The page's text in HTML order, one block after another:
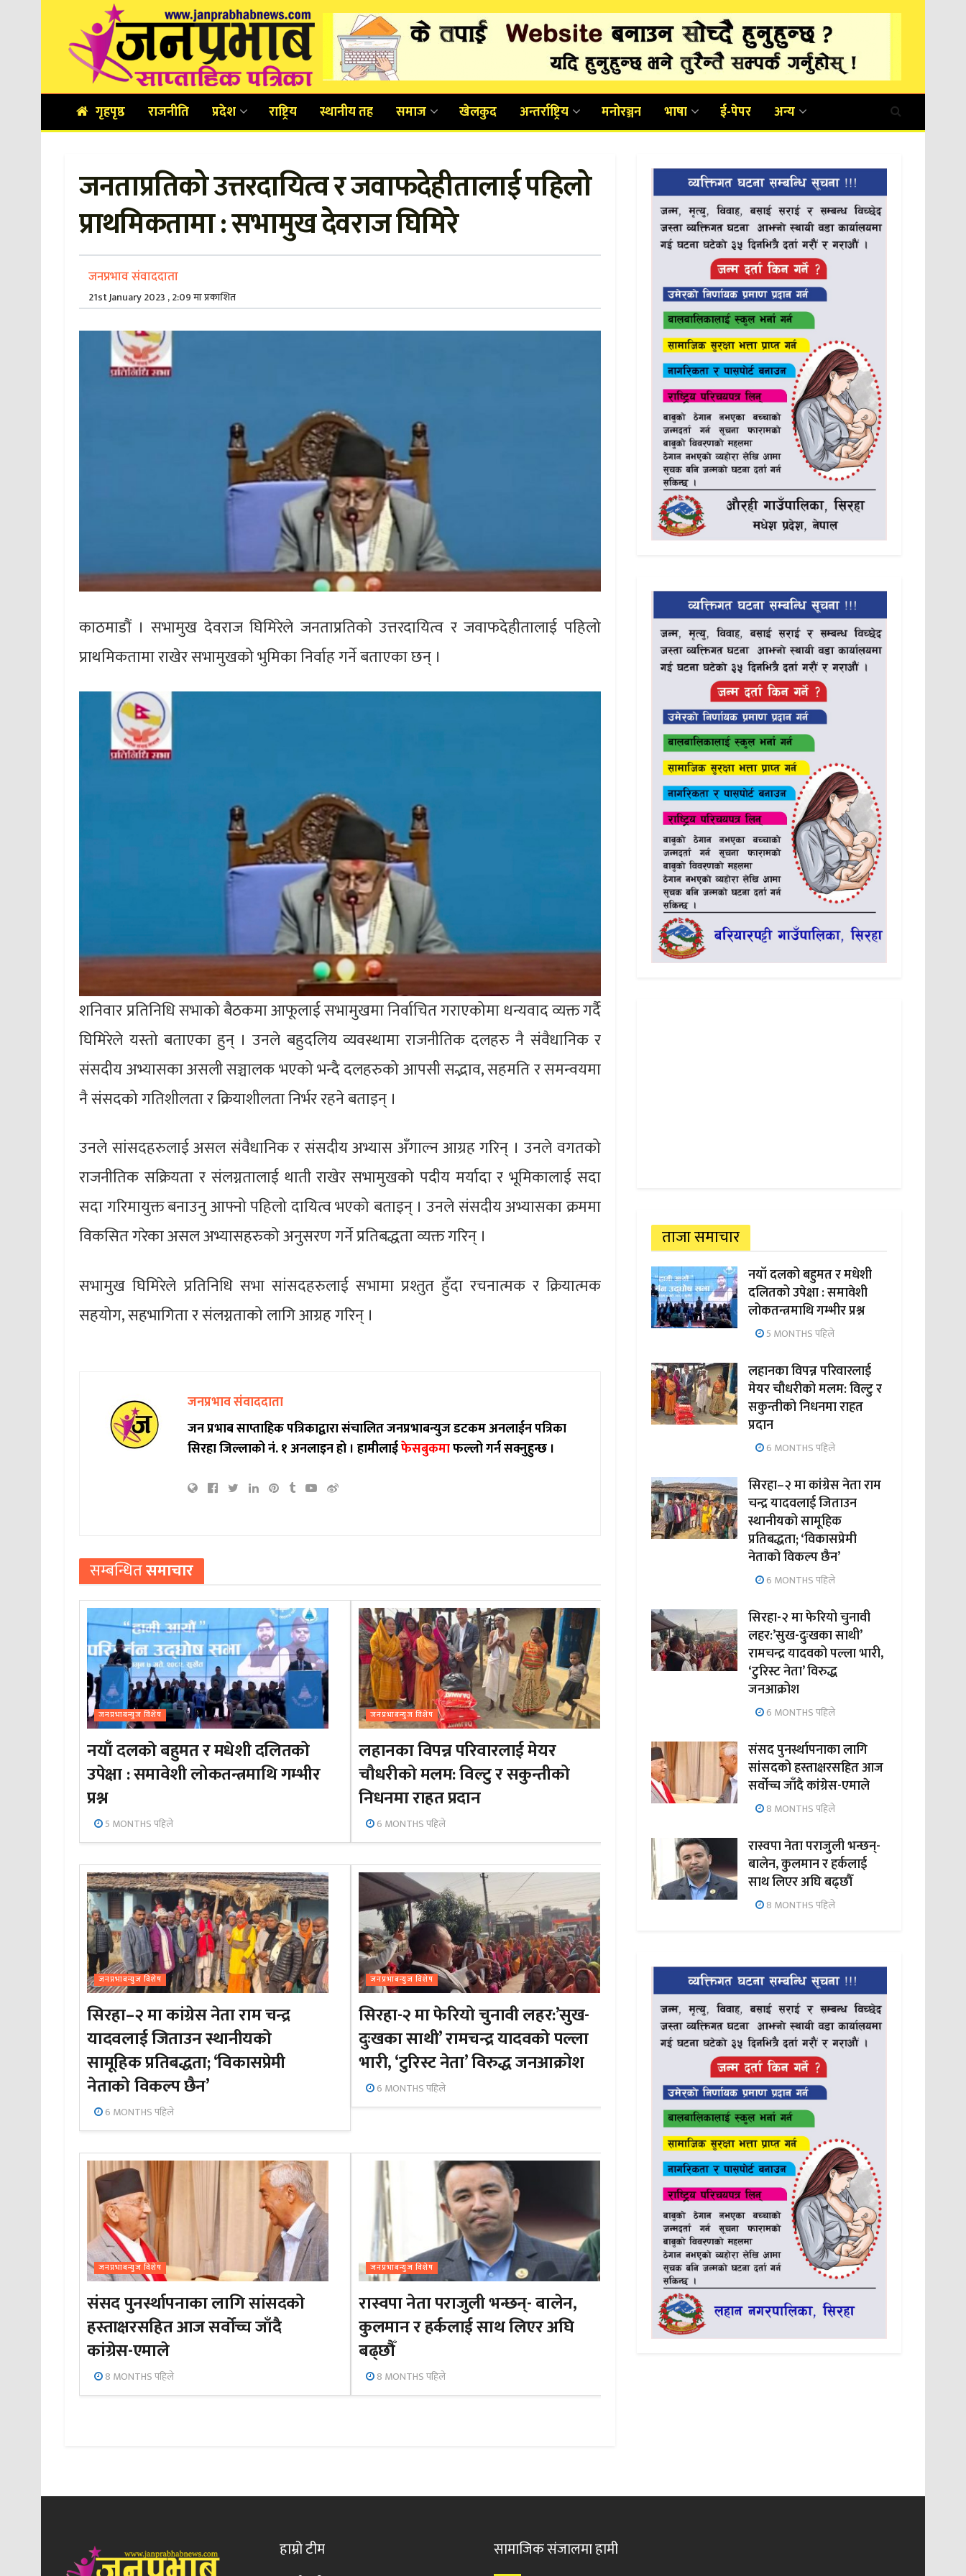
गृहपृष्ठ राजनीति प्रदेश राष्ट्रिय स्थानीय तह समाज खेलकुद अन्तर्राष्ट्रिय मनोरञ्जन भाषा ई-पेपर अन्य
जनताप्रतिको उत्तरदायित्व र जवाफदेहीतालाई पहिलो
प्राथमिकतामा : सभामुख देवराज घिमिरे
जनप्रभाव संवाददाता
21st January 2023 , 2:09 मा प्रकाशित
काठमाडौं । सभामुख देवराज घिमिरेले जनताप्रतिको उत्तरदायित्व र जवाफदेहीतालाई पहिलो
प्राथमिकतामा राखेर सभामुखको भुमिका निर्वाह गर्ने बताएका छन् ।
शनिवार प्रतिनिधि सभाको बैठकमा आफूलाई सभामुखमा निर्वाचित गराएकोमा धन्यवाद व्यक्त गर्दै
घिमिरेले यस्तो बताएका हुन् । उनले बहुदलिय व्यवस्थामा राजनीतिक दलहरु नै संवैधानिक र
संसदीय अभ्यासका असली सञ्चालक भएको भन्दै दलहरुको आपसी सद्भाव, सहमति र समन्वयमा
नै संसदको गतिशीलता र क्रियाशीलता निर्भर रहने बताइन् ।
उनले सांसदहरुलाई असल संवैधानिक र संसदीय अभ्यास अँगाल्न आग्रह गरिन् । उनले वगतको
राजनीतिक सक्रियता र संलग्नतालाई थाती राखेर सभामुखको पदीय मर्यादा र भूमिकालाई सदा
सदा गरिमायुक्त बनाउनु आफ्नो पहिलो दायित्व भएको बताइन् । उनले संसदीय अभ्यासका क्रममा
विकसित गरेका असल अभ्यासहरुको अनुसरण गर्ने प्रतिबद्धता व्यक्त गरिन् ।
सभामुख घिमिरेले प्रतिनिधि सभा सांसदहरुलाई सभामा प्रश्तुत हुँदा रचनात्मक र क्रियात्मक
सहयोग, सहभागिता र संलग्नताको लागि आग्रह गरिन् ।
जनप्रभाव संवाददाता
जन प्रभाब साप्ताहिक पत्रिकाद्वारा संचालित जनप्रभाबन्युज डटकम अनलाईन पत्रिका
सिरहा जिल्लाको नं. १ अनलाइन हो ।हामीलाईफेसबुकमाफल्लो गर्न सक्नुहुन्छ ।
सम्बन्धितसमाचार
जनप्रभाबन्युज विशेष
नयाँ दलको बहुमत र मधेशी दलितको
उपेक्षा : समावेशी लोकतन्त्रमाथि गम्भीर
प्रश्न
5 MONTHS पहिले
जनप्रभाबन्युज विशेष
लहानका विपन्न परिवारलाई मेयर
चौधरीको मलम: विल्टु र सकुन्तीको
निधनमा राहत प्रदान
6 MONTHS पहिले
जनप्रभाबन्युज विशेष
सिरहा–२ मा कांग्रेस नेता राम चन्द्र
यादवलाई जिताउन स्थानीयको
सामूहिक प्रतिबद्धता; ‘विकासप्रेमी
नेताको विकल्प छैन’
6 MONTHS पहिले
जनप्रभाबन्युज विशेष
सिरहा-२ मा फेरियो चुनावी लहर:’सुख-
दुःखका साथी’ रामचन्द्र यादवको पल्ला
भारी, ‘टुरिस्ट नेता’ विरुद्ध जनआक्रोश
6 MONTHS पहिले
जनप्रभाबन्युज विशेष
संसद पुनर्स्थापनाका लागि सांसदको
हस्ताक्षरसहित आज सर्वोच्च जाँदै
कांग्रेस-एमाले
8 MONTHS पहिले
जनप्रभाबन्युज विशेष
रास्वपा नेता पराजुली भन्छन्- बालेन,
कुलमान र हर्कलाई साथ लिएर अघि
बढ्छौँ
8 MONTHS पहिले
ताजा समाचार
नयाँ दलको बहुमत र मधेशी
दलितको उपेक्षा : समावेशी
लोकतन्त्रमाथि गम्भीर प्रश्न
5 MONTHS पहिले
लहानका विपन्न परिवारलाई
मेयर चौधरीको मलम: विल्टु र
सकुन्तीको निधनमा राहत
प्रदान
6 MONTHS पहिले
सिरहा–२ मा कांग्रेस नेता राम
चन्द्र यादवलाई जिताउन
स्थानीयको सामूहिक
प्रतिबद्धता; ‘विकासप्रेमी
नेताको विकल्प छैन’
6 MONTHS पहिले
सिरहा-२ मा फेरियो चुनावी
लहर:’सुख-दुःखका साथी’
रामचन्द्र यादवको पल्ला भारी,
‘टुरिस्ट नेता’ विरुद्ध
जनआक्रोश
6 MONTHS पहिले
संसद पुनर्स्थापनाका लागि
सांसदको हस्ताक्षरसहित आज
सर्वोच्च जाँदै कांग्रेस-एमाले
8 MONTHS पहिले
रास्वपा नेता पराजुली भन्छन्-
बालेन, कुलमान र हर्कलाई
साथ लिएर अघि बढ्छौँ
8 MONTHS पहिले
हाम्रो टीम सामाजिक संजालमा हामी